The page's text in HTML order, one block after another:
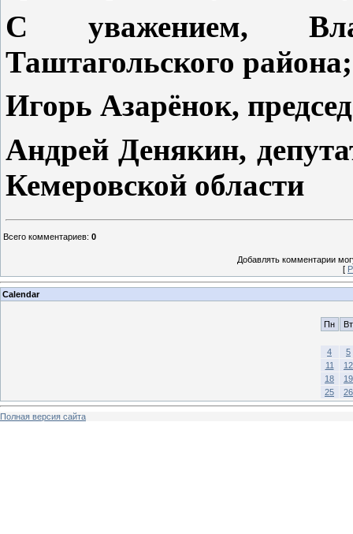
С уважением,
Таштагольского района;
Игорь Азарёнок,
Андрей Денякин,
Кемеровской области
Всего комментариев: 0
Добавлять комментарии
[
Calendar
Пн Вт
4
5
11
12
18
19
25
26
Полная версия сайта